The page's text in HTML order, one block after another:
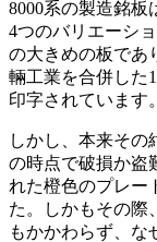
8000系の製造銘板
4つのバリエーシ
の大きめの板であ
輛工業を合併した
印字されています。
しかし、本来その
の時点で破損か盗
れた橙色のプレー
た。しかもその際
もかかわらず、な